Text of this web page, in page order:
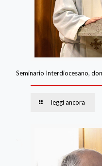
Seminario Interdiocesano,
leggi ancora